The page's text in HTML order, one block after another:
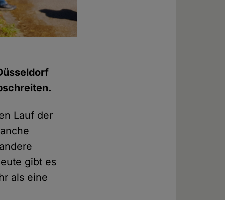
Lauf der
gibt es
als eine